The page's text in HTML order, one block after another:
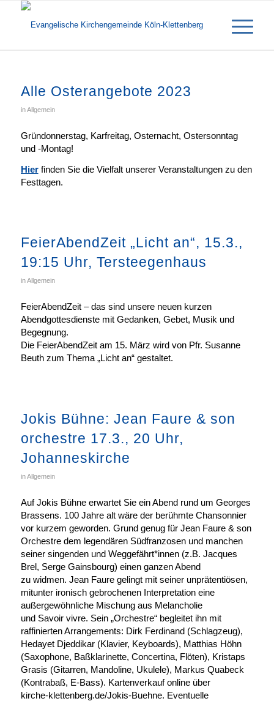
Alle Osterangebote 2023
inAllgemein
Gründonnerstag, Karfreitag, Osternacht, Ostersonntag
und -Montag!
Hierfinden Sie die Vielfalt unserer Veranstaltungen zu den
Festtagen.
FeierAbendZeit „Licht an“, 15.3.,
19:15 Uhr, Tersteegenhaus
inAllgemein
FeierAbendZeit – das sind unsere neuen kurzen
Abendgottesdienste mit Gedanken, Gebet, Musik und
Begegnung.
Die FeierAbendZeit am 15. März wird von Pfr. Susanne
Beuth zum Thema „Licht an“ gestaltet.
Jokis Bühne: Jean Faure & son
orchestre 17.3., 20 Uhr,
Johanneskirche
inAllgemein
Auf Jokis Bühne erwartet Sie ein Abend rund um Georges
Brassens. 100 Jahre alt wäre der berühmte Chansonnier
vor kurzem geworden. Grund genug für Jean Faure & son
Orchestre dem legendären Südfranzosen und manchen
seiner singenden und Weggefährt*innen (z.B. Jacques
Brel, Serge Gainsbourg) einen ganzen Abend
zu widmen. Jean Faure gelingt mit seiner unprätentiösen,
mitunter ironisch gebrochenen Interpretation eine
außergewöhnliche Mischung aus Melancholie
und Savoir vivre. Sein „Orchestre“ begleitet ihn mit
raffinierten Arrangements: Dirk Ferdinand (Schlagzeug),
Hedayet Djeddikar (Klavier, Keyboards), Matthias Höhn
(Saxophone, Baßklarinette, Concertina, Flöten), Kristaps
Grasis (Gitarren, Mandoline, Ukulele), Markus Quabeck
(Kontrabaß, E-Bass). Kartenverkauf online über
kirche-klettenberg.de/Jokis-Buehne. Eventuelle